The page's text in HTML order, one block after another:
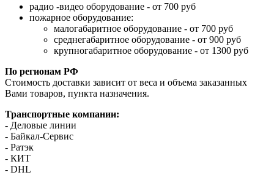
радио -видео оборудование - от 700 руб
пожарное оборудование:
малогабаритное оборудование - от 700 руб
среднегабаритное оборудование - от 900 руб
крупногабаритное оборудование - от 1300 руб
По регионам РФ
Стоимость доставки зависит от веса и объема заказанных
Вами товаров, пункта назначения.
Транспортные компании:
- Деловые линии
- Байкал-Сервис
- Ратэк
- КИТ
- DHL